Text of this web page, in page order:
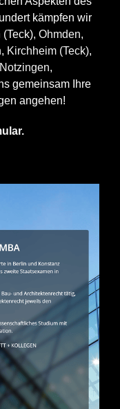
kämpfen wir
Ohmden,
, Kirchheim (Teck),
Notzingen,
gemeinsam Ihre
angehen!